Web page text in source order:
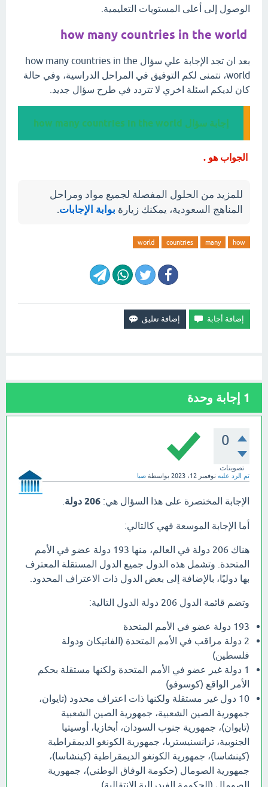
الوصول إلى أعلى المستويات التعليمية.
how many countries in the world
بعد ان تجد الإجابة علي سؤال how many countries in the
world، نتمنى لكم التوفيق في المراحل الدراسية، وفي حالة
كان لديكم اسئلة اخري لا تتردد في طرح سؤال جديد.
إجابة سؤال how many countries in the world
الجواب هو .
للمزيد من الحلول المفصلة لجميع مواد ومراحل
المناهج السعودية، يمكنك زيارة بوابة الإجابات.
how
many
countries
world
1 إجابة وحدة
0
تصويتات
تم الرد عليه نوفمبر 12، 2023 بواسطة صبا
الإجابة المختصرة على هذا السؤال هي: 206 دولة
أما الإجابة الموسعة فهي كالتالي:
هناك 206 دولة في العالم، منها 193 دولة عضو في الأمم
المتحدة. وتشمل هذه الدول جميع الدول المستقلة المعترف
بها دوليًا، بالإضافة إلى بعض الدول ذات الاعتراف المحدود.
وتضم قائمة الدول 206 دولة الدول التالية:
193 دولة عضو في الأمم المتحدة
2 دولة مراقب في الأمم المتحدة (الفاتيكان ودولة
فلسطين)
1 دولة غير عضو في الأمم المتحدة ولكنها مستقلة بحكم
الأمر الواقع (كوسوفو)
10 دول غير مستقلة ولكنها ذات اعتراف محدود (تايوان،
جمهورية الصين الشعبية، جمهورية الصين الشعبية
(تايوان)، جمهورية جنوب السودان، أبخازيا، أوسيتيا
الجنوبية، ترانسنيستريا، جمهورية الكونغو الديمقراطية
(كينشاسا)، جمهورية الكونغو الديمقراطية (كينشاسا)،
جمهورية الصومال (حكومة الوفاق الوطني)، جمهورية
الصومال (الحكومة الفيدرالية الانتقالية).